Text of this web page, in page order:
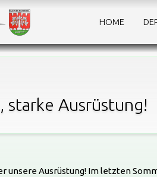
HOME
starke Ausrüstung!
Ausrüstung! Im letzten